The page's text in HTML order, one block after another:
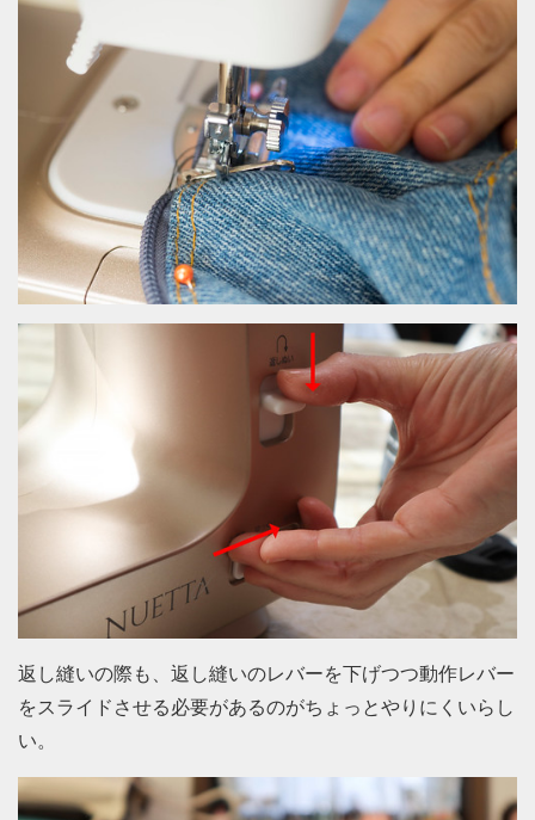
返し縫いの際も、返し縫いのレバーを下げつつ動作レバー
をスライドさせる必要があるのがちょっとやりにくいらし
い。